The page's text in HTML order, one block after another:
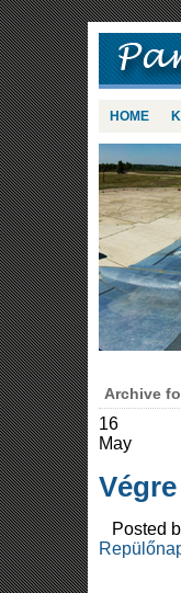
HOME
Archive
16
May
Posted